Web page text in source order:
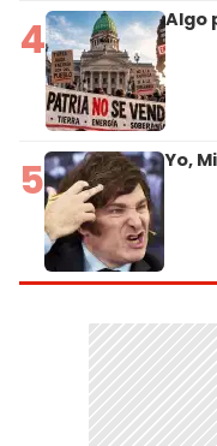
4 Algo
5 Yo,